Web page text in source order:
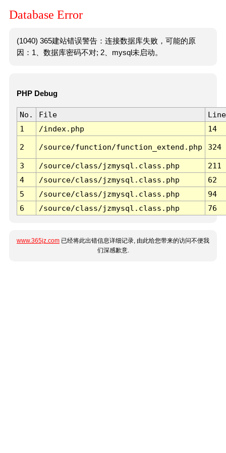
Database Error
(1040) 365建站错误警告：连接数据库失败，可能的原
因：1、数据库密码不对; 2、mysql未启动。
PHP Debug
No. File
Line
1
/index.php 14
2 /source/function/function_extend.php 324
3 /source/class/jzmysql.class.php
211
4
/source/class/jzmysql.class.php
62
5
/source/class/jzmysql.class.php
94
6
/source/class/jzmysql.class.php 76
www.365jz.com 已经将此出错信息详细记录, 由此给您带来的访问不便我
们深感歉意.